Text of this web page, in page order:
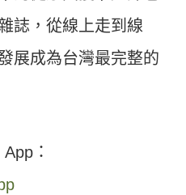
誌，從線上走到線
展成為台灣最完整的
：